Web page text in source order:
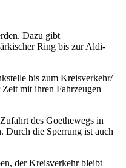
Dazu gibt
Ring bis zur Aldi-
bis zum Kreisverkehr/
mit ihren Fahrzeugen
des Goethewegs in
Durch die Sperrung ist auch
der Kreisverkehr bleibt